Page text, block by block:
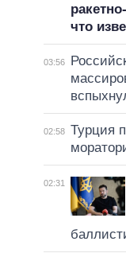
что
03:56
02:58 Турция
02:31